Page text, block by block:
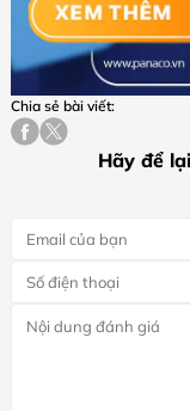
Chia sẻ bài viết:
Hãy để